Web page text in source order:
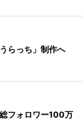
らっち」制作へ
フォロワー100万